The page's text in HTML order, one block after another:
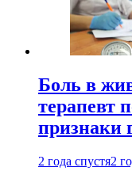
Боль в
терапевт
признаки
2 года спустя2